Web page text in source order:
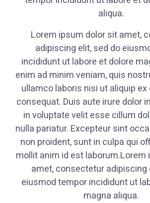
aliqua.
Lorem ipsum dolor sit amet,
adipiscing elit, sed do
incididunt ut labore et dolore
enim ad minim veniam, quis
ullamco laboris nisi ut aliquip
consequat. Duis aute irure dolor
in voluptate velit esse cillum
nulla pariatur. Excepteur sint
non proident, sunt in culpa qui
mollit anim id est laborum.Lorem
amet, consectetur adipiscing
eiusmod tempor incididunt ut
magna aliqua.